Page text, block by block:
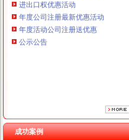
进出口权优惠活动
年度公司注册最新优惠活动
年度活动公司注册送优惠
公示公告
成功案例
重庆国洪体育设施有限公司
重庆星竣贸易有限责任公司 渝中100
重庆全景信息技术有限公司 渝江 （
重庆麦克斯韦电气技术有限公司 渝
重庆市罗云科技有限公司 渝北 工商